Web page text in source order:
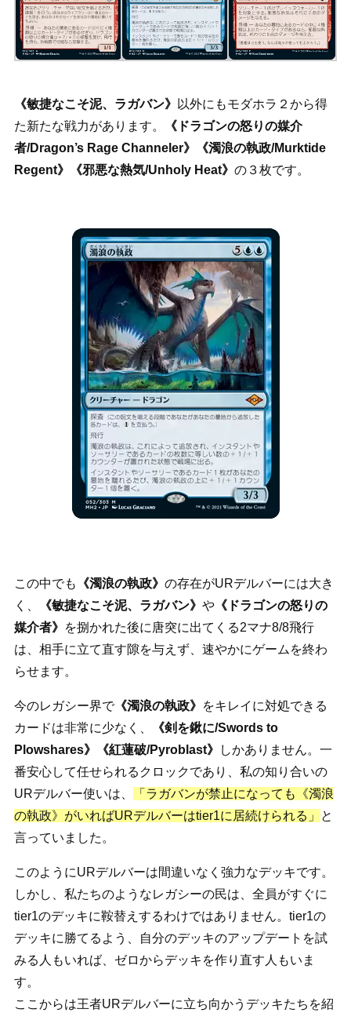
《敏捷なこそ泥、ラガバン》
以外にもモダホラ２から得
た新たな戦力があります。
《ドラゴンの怒りの媒介
者/Dragon’s Rage Channeler》《濁浪の執政/Murktide
Regent》《邪悪な熱気/Unholy Heat》 の３枚です。
この中でも 《濁浪の執政》 の存在がURデルバーには大き
く、
《敏捷なこそ泥、ラガバン》 や《ドラゴンの怒りの
媒介者》 を捌かれた後に唐突に出てくる2マナ8/8飛行
は、相手に立て直す隙を与えず、速やかにゲームを終わ
らせます。
今のレガシー界で《濁浪の執政》 をキレイに対処できる
カードは非常に少なく、
《剣を鍬に/Swords to
Plowshares》《紅蓮破/Pyroblast》
しかありません。一
番安心して任せられるクロックであり、私の知り合いの
URデルバー使いは、
「ラガバンが禁止になっても《濁浪
の執政》がいればURデルバーはtier1に居続けられる」
と
言っていました。
このようにURデルバーは間違いなく強力なデッキです。
しかし、私たちのようなレガシーの民は、全員がすぐに
tier1のデッキに鞍替えするわけではありません。tier1の
デッキに勝てるよう、自分のデッキのアップデートを試
みる人もいれば、ゼロからデッキを作り直す人もいま
す。
ここからは王者URデルバーに立ち向かうデッキたちを紹